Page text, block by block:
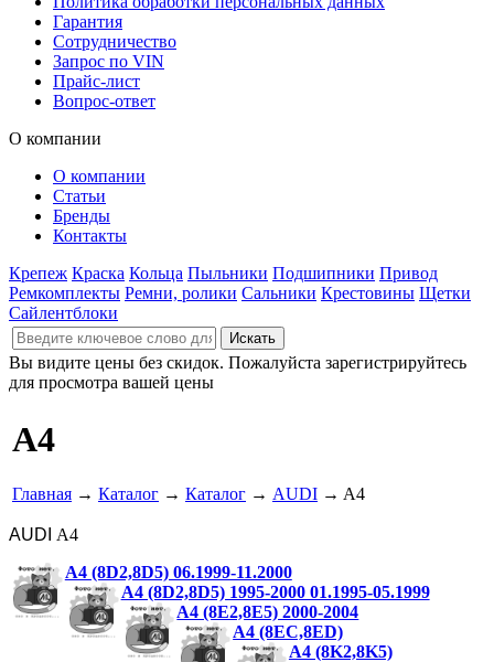
Гарантия
Сотрудничество
Запрос по VIN
Прайс-лист
Вопрос-ответ
О компании
О компании
Статьи
Бренды
Контакты
Крепеж Краска Кольца Пыльники Подшипники Привод
Ремкомплекты Ремни, ролики Сальники Крестовины Щетки
Сайлентблоки
Вы видите цены без скидок. Пожалуйста зарегистрируйтесь
для просмотра вашей цены
A4
Главная → Каталог → Каталог → AUDI → A4
AUDI A4
A4 (8D2,8D5) 06.1999-11.2000
A4 (8D2,8D5) 1995-2000 01.1995-05.1999
A4 (8E2,8E5) 2000-2004
A4 (8EC,8ED)
A4 (8K2,8K5)